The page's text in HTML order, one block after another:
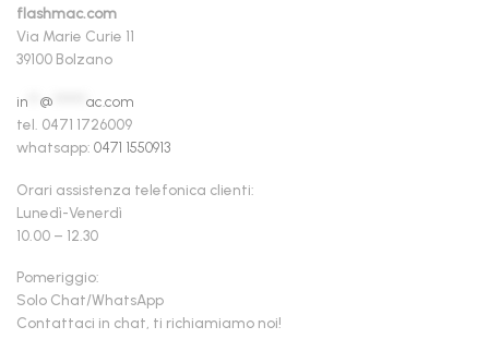
flashmac.com
Via Marie Curie 11
39100 Bolzano
in @
ac.com
tel. 0471 1726009
whatsapp: 0471 1550913
Orari assistenza telefonica clienti:
Lunedì-Venerdì
10.00 – 12.30
Pomeriggio:
Solo Chat/WhatsApp
Contattaci in chat, ti richiamiamo noi!